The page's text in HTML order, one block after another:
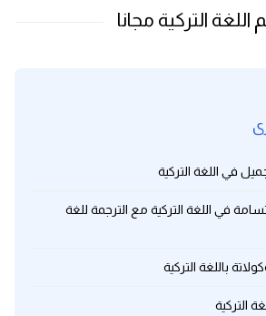
في اللغة التركية
في اللغة التركية مع الترجمة للغة
باللغة التركية
التركية